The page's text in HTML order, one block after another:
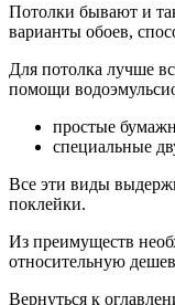
Потолки бывают и
варианты обоев,
Для потолка лучше
помощи
простые
специальные
Все эти виды
поклейки.
Из преимуществ
относительную
Вернуться к